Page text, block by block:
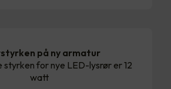
på ny armatur
styrken for nye LED-lysrør er 12
watt